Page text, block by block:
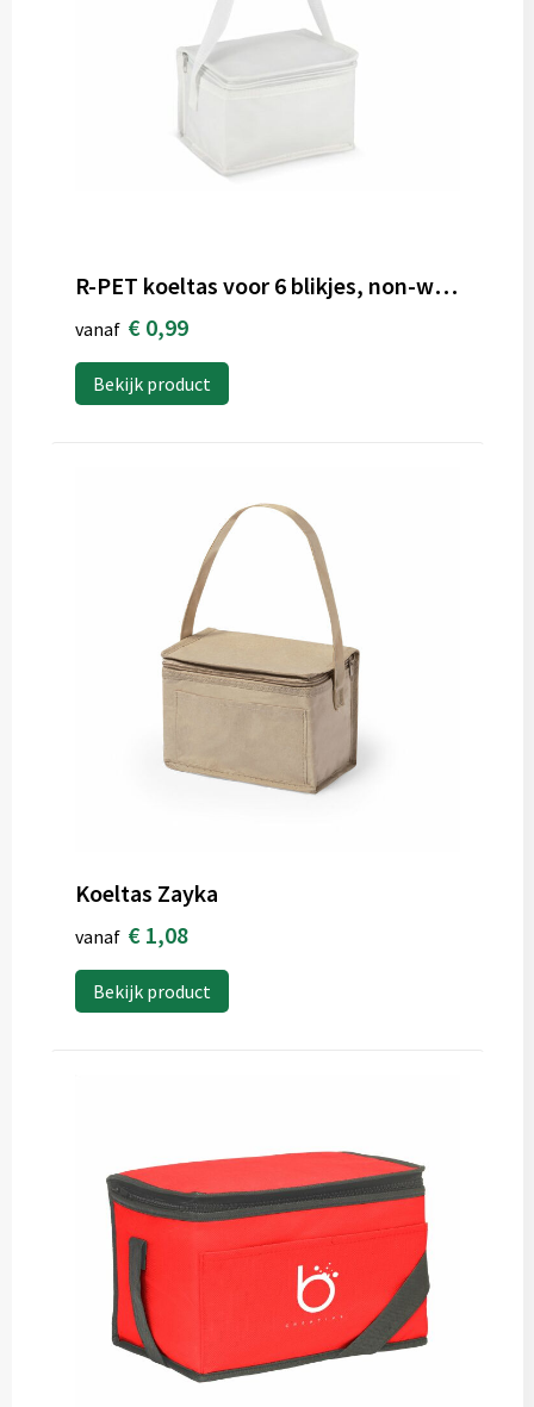
R-PET koeltas voor 6 blikjes, non-woven, 20 x 13 x 12,5 cm, 75 g/m²
vanaf € 0,99
Bekijk product
Koeltas Zayka
vanaf € 1,08
Bekijk product